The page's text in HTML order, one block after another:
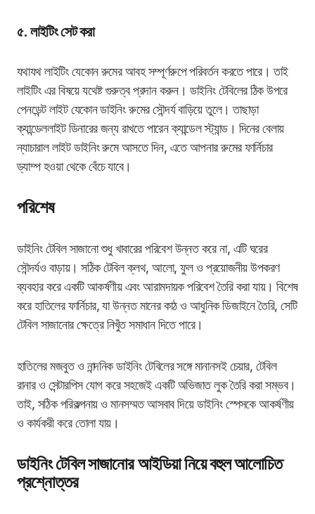
৫. লাইটিং সেট করা
যথাযথ লাইটিং যেকোন রুমের আবহ সম্পূর্ণরুপে পরিবর্তন করতে পারে। তাই
লাইটিং এর বিষয়ে যথেষ্ট গুরুত্ব প্রদান করুন। ডাইনিং টেবিলের ঠিক উপরে
পেনডেন্ট লাইট যেকোন ডাইনিং রুমের সৌন্দর্য বাড়িয়ে তুলে। তাছাড়া
ক্যান্ডেললাইট ডিনারের জন্য রাখতে পারেন ক্যান্ডেল স্ট্যান্ড। দিনের বেলায়
ন্যাচারাল লাইট ডাইনিং রুমে আসতে দিন, এতে আপনার রুমের ফার্নিচার
ড্যাম্প হওয়া থেকে বেঁচে যাবে।
পরিশেষ
ডাইনিং টেবিল সাজানো শুধু খাবারের পরিবেশ উন্নত করে না, এটি ঘরের
সৌন্দর্যও বাড়ায়। সঠিক টেবিল ক্লথ, আলো, ফুল ও প্রয়োজনীয় উপকরণ
ব্যবহার করে একটি আকর্ষণীয় এবং আরামদায়ক পরিবেশ তৈরি করা যায়। বিশেষ
করে হাতিলের ফার্নিচার, যা উন্নত মানের কাঠ ও আধুনিক ডিজাইনে তৈরি, সেটি
টেবিল সাজানোর ক্ষেত্রে নিখুঁত সমাধান দিতে পারে।
হাতিলের মজবুত ও নান্দনিক ডাইনিং টেবিলের সঙ্গে মানানসই চেয়ার, টেবিল
রানার ও সেন্টারপিস যোগ করে সহজেই একটি অভিজাত লুক তৈরি করা সম্ভব।
তাই, সঠিক পরিকল্পনায় ও মানসম্মত আসবাব দিয়ে ডাইনিং স্পেসকে আকর্ষণীয়
ও কার্যকরী করে তোলা যায়।
ডাইনিং টেবিল সাজানোর আইডিয়া নিয়ে বহুল আলোচিত
প্রশ্নোত্তর